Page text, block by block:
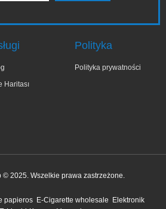
Haritası
Polityka
Polityka prywatności
© 2025. Wszelkie prawa zastrzeżone.
papieros E-Cigarette wholesale
Elektronik
kupiony